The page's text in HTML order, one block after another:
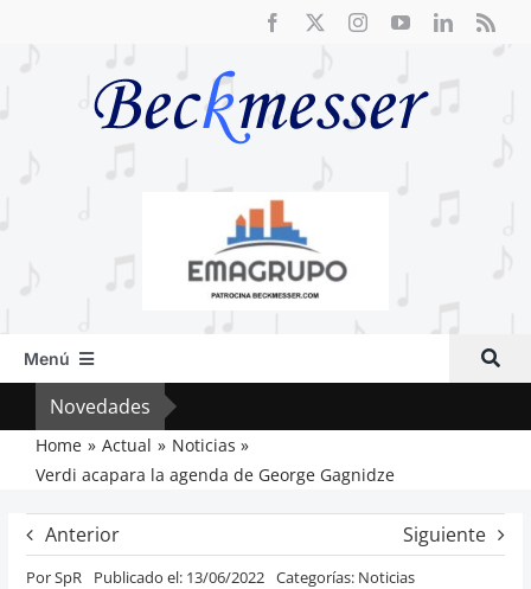
Menú
Inicio
Actual
Artículos
Crítica
Previos de ópera
Novedades
Home Actual
Noticias
Verdi acapara la agenda de George Gagnidze
Anterior Siguiente
PorSpR Publicado el: 13/06/2022 Categorías: Noticias